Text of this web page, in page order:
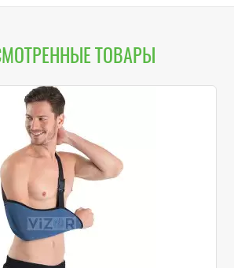
ТОВАРЫ